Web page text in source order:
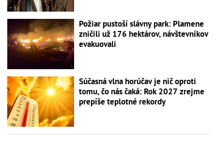
Požiar pustoší slávny park: Plamene
zničili už 176 hektárov, návštevníkov
evakuovali
Súčasná vlna horúčav je nič oproti
tomu, čo nás čaká: Rok 2027 zrejme
prepíše teplotné rekordy